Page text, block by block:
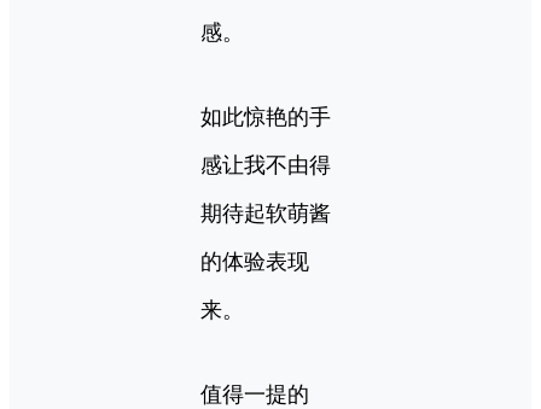
感。
如此惊艳的手
感让我不由得
期待起软萌酱
的体验表现
来。
值得一提的